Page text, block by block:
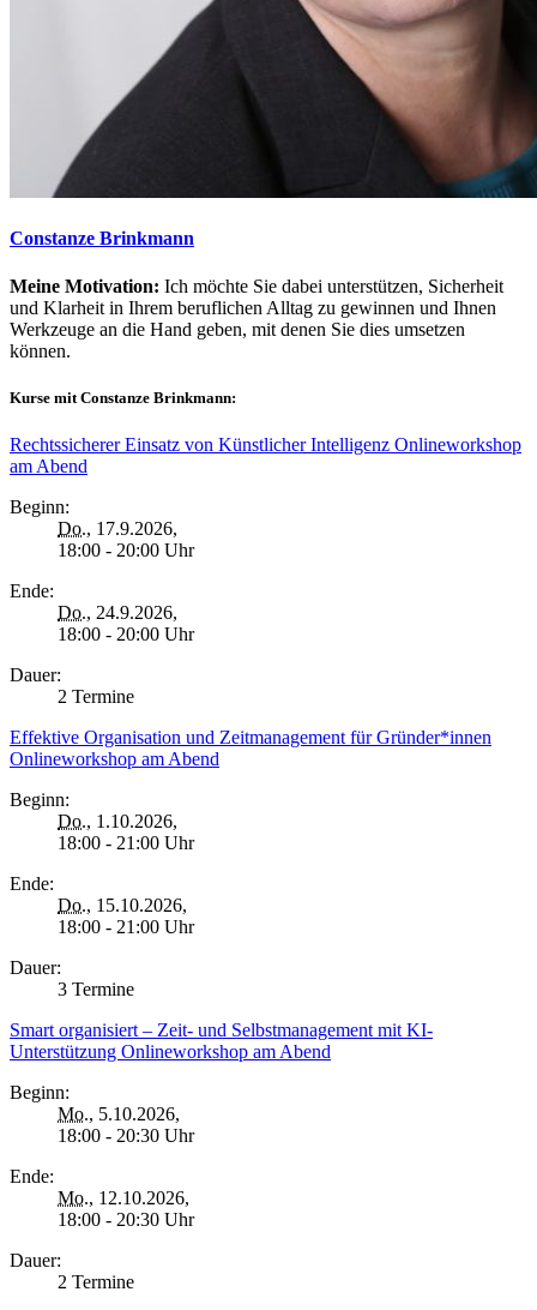
Constanze Brinkmann
Meine Motivation: Ich möchte Sie dabei unterstützen, Sicherheit
und Klarheit in Ihrem beruflichen Alltag zu gewinnen und Ihnen
Werkzeuge an die Hand geben, mit denen Sie dies umsetzen
können.
Kurse mit Constanze Brinkmann:
Rechtssicherer Einsatz von Künstlicher Intelligenz Onlineworkshop
am Abend
Beginn:
Do., 17.9.2026,
18:00 - 20:00 Uhr
Ende:
Do., 24.9.2026,
18:00 - 20:00 Uhr
Dauer:
2 Termine
Effektive Organisation und Zeitmanagement für Gründer*innen
Onlineworkshop am Abend
Beginn:
Do., 1.10.2026,
18:00 - 21:00 Uhr
Ende:
Do., 15.10.2026,
18:00 - 21:00 Uhr
Dauer:
3 Termine
Smart organisiert – Zeit- und Selbstmanagement mit KI-
Unterstützung Onlineworkshop am Abend
Beginn:
Mo., 5.10.2026,
18:00 - 20:30 Uhr
Ende:
Mo., 12.10.2026,
18:00 - 20:30 Uhr
Dauer:
2 Termine